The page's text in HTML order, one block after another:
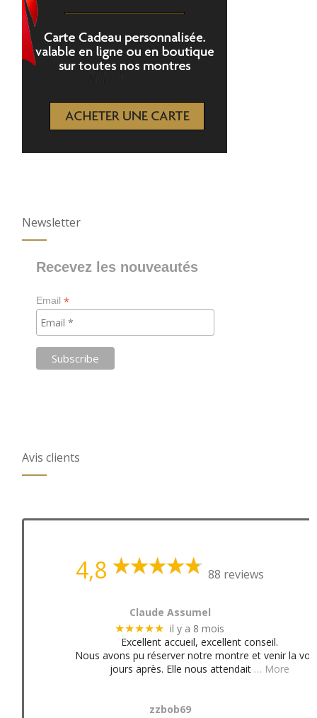
Newsletter
Recevez les nouveautés
Email*
Avis clients
4,8 88 reviews
Claude Assumel
★★★★★ il y a 8 mois
Excellent accueil, excellent conseil.
Nous avons pu réserver notre montre et venir la
jours après. Elle nous attendait … More
zzbob69